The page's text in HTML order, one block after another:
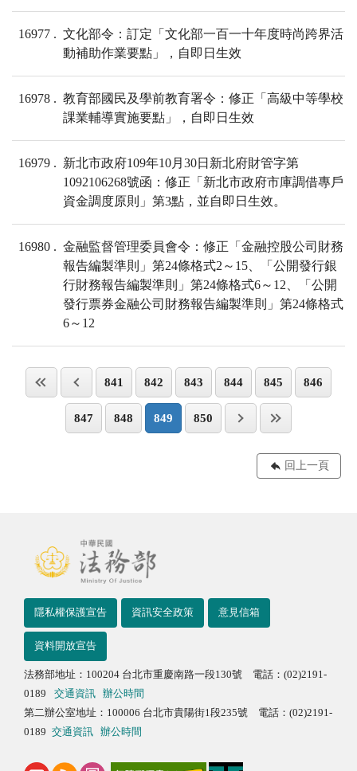
16977
文化部令：訂定「文化部一百一十年度時尚跨界活
動補助作業要點」，自即日生效
16978
教育部國民及學前教育署令：修正「高級中等學校
課業輔導實施要點」，自即日生效
16979
新北市政府109年10月30日新北府財管字第
1092106268號函：修正「新北市政府市庫調借專戶
資金調度原則」第3點，並自即日生效。
16980
金融監督管理委員會令：修正「金融控股公司財務
報告編製準則」第24條格式2～15、「公開發行銀
行財務報告編製準則」第24條格式6～12、「公開
發行票券金融公司財務報告編製準則」第24條格式
6～12
841 842 843 844 845 846
847 848 849 850
回上一頁
隱私權保護宣告 資訊安全政策 意見信箱
資料開放宣告
法務部地址：100204 台北市重慶南路一段130號 電話：(02)2191-
0189
交通資訊
辦公時間
第二辦公室地址：100006 台北市貴陽街1段235號 電話：(02)2191-
0189 交通資訊 辦公時間